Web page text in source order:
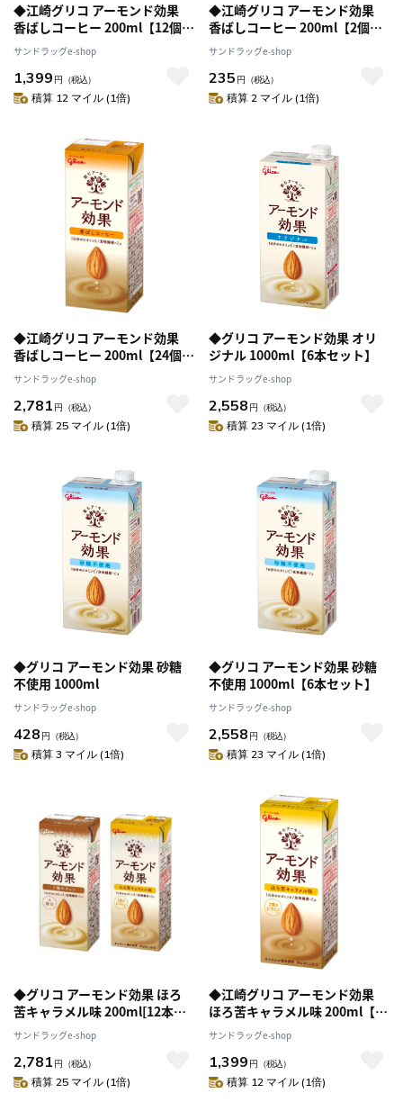
◆江崎グリコ アーモンド効果
香ばしコーヒー 200ml【12個セ
ット】
サンドラッグe-shop
1,399 円 （税込）
積算 12 マイル (1倍)
◆江崎グリコ アーモンド効果
香ばしコーヒー 200ml【2個セ
ット】
サンドラッグe-shop
235 円 （税込）
積算 2 マイル (1倍)
◆江崎グリコ アーモンド効果
香ばしコーヒー 200ml【24個セ
ット】
サンドラッグe-shop
2,781 円 （税込）
積算 25 マイル (1倍)
◆グリコ アーモンド効果 オリ
ジナル 1000ml【6本セット】
サンドラッグe-shop
2,558 円 （税込）
積算 23 マイル (1倍)
◆グリコ アーモンド効果 砂糖
不使用 1000ml
サンドラッグe-shop
428 円 （税込）
積算 3 マイル (1倍)
◆グリコ アーモンド効果 砂糖
不使用 1000ml【6本セット】
サンドラッグe-shop
2,558 円 （税込）
積算 23 マイル (1倍)
◆グリコ アーモンド効果 ほろ
苦キャラメル味 200ml[12本セ
ット]+3種のナッツ 200ml [12
本セット]
サンドラッグe-shop
2,781 円 （税込）
積算 25 マイル (1倍)
◆江崎グリコ アーモンド効果
ほろ苦キャラメル味 200ml【12
個セット】
サンドラッグe-shop
1,399 円 （税込）
積算 12 マイル (1倍)